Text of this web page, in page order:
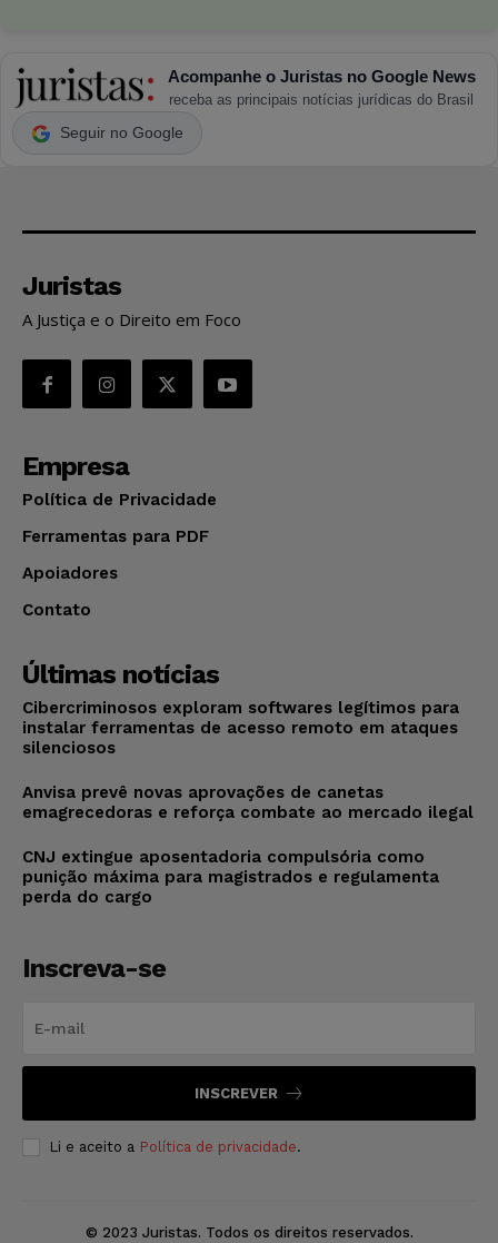
Acompanhe o Juristas no Google News
receba as principais notícias jurídicas do Brasil
Seguir no Google
Juristas
A Justiça e o Direito em Foco
Empresa
Política de Privacidade
Ferramentas para PDF
Apoiadores
Contato
Últimas notícias
Cibercriminosos exploram softwares legítimos para
instalar ferramentas de acesso remoto em ataques
silenciosos
Anvisa prevê novas aprovações de canetas
emagrecedoras e reforça combate ao mercado ilegal
CNJ extingue aposentadoria compulsória como
punição máxima para magistrados e regulamenta
perda do cargo
Inscreva-se
INSCREVER
Li e aceito a Política de privacidade.
© 2023 Juristas. Todos os direitos reservados.